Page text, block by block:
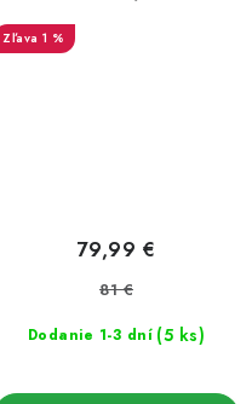
1 %
Dodanie 1-3 dní (5 ks)
79,99 €
81 €